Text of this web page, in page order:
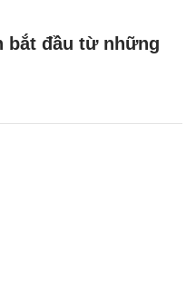
bắt đầu từ những